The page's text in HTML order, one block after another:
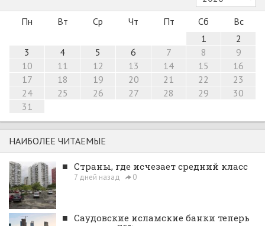
Пн Вт Ср Чт Пт Сб
Вс
1
2
3
4 5 6 7 8
9
10
11 12 13 14 15
16
17
18 19 20 21 22
23
24
25 26 27 28 29
30
31
НАИБОЛЕЕ ЧИТАЕМЫЕ
■ Страны, где исчезает средний класс
7 дней назад 0
■ Саудовские исламские банки теперь